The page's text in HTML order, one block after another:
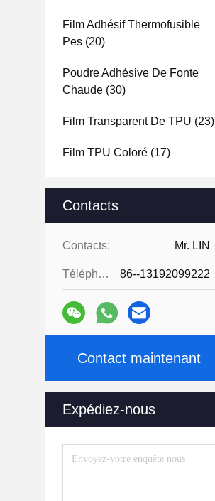
Film Adhésif Thermofusible
Pes (20)
Poudre Adhésive De Fonte
Chaude (30)
Film Transparent De TPU (23)
Film TPU Coloré (17)
Contacts
Contacts: Mr. LIN
Téléphone: 86--13192099222
Contact maintenant
Expédiez-nous